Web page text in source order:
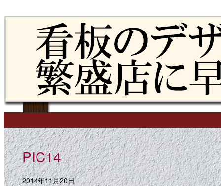
Main menu
PIC14
2014年11月20日